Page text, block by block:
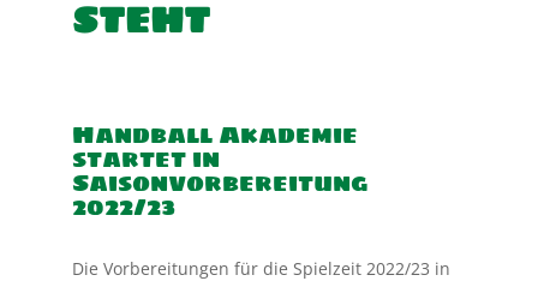
STEHT
Handball Akademie
startet in
Saisonvorbereitung
2022/23
Die Vorbereitungen für die Spielzeit 2022/23 in